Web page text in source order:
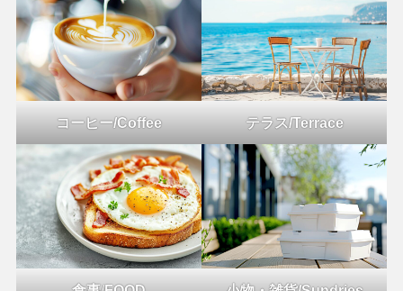
コーヒー/Coffee テラス/Terrace